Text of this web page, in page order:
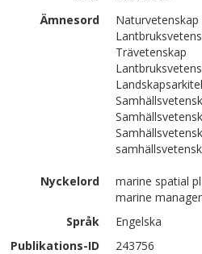
Ämnesord
Trävetenskap
Nyckelord
marine spatial
marine
Språk
Engelska
Publikations-ID
243756